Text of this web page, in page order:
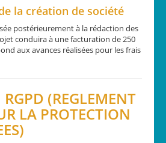
la création de société
postérieurement à la rédaction des
conduira à une facturation de 250
aux avances réalisées pour les frais
(REGLEMENT
LA PROTECTION